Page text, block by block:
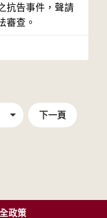
抗告事件，聲請
審查。
下一頁
政策